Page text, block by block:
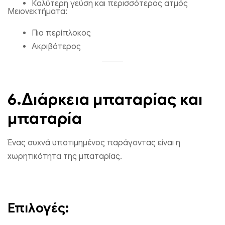
Καλύτερη γεύση και περισσότερος ατμός
Μειονεκτήματα:
Πιο περίπλοκος
Ακριβότερος
6.Διάρκεια μπαταρίας και
μπαταρία
Ένας συχνά υποτιμημένος παράγοντας είναι η
χωρητικότητα της μπαταρίας.
Επιλογές: